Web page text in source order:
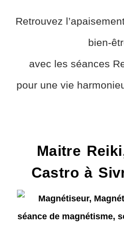
Retrouvez
bien-
avec les séances
pour une vie
Maitre
Castro à